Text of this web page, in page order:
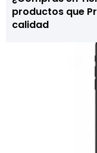
productos que
calidad